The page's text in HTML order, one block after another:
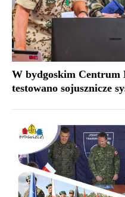
W bydgoskim Centrum
testowano sojusznicze